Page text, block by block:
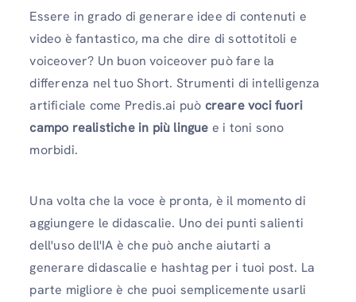
Essere in grado di generare idee di contenuti e
video è fantastico, ma che dire di sottotitoli e
voiceover? Un buon voiceover può fare la
differenza nel tuo Short. Strumenti di intelligenza
artificiale come Predis.ai può creare voci fuori
campo realistiche in più lingue e i toni sono
morbidi.
Una volta che la voce è pronta, è il momento di
aggiungere le didascalie. Uno dei punti salienti
dell'uso dell'IA è che può anche aiutarti a
generare didascalie e hashtag per i tuoi post. La
parte migliore è che puoi semplicemente usarli